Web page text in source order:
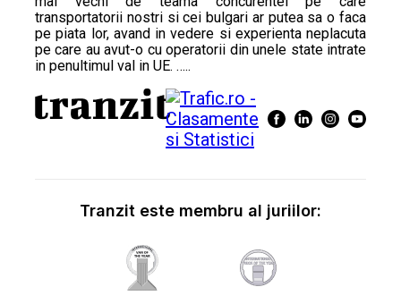
transportatorii nostri si cei bulgari ar putea sa o faca
pe piata lor, avand in vedere si experienta neplacuta
pe care au avut-o cu operatorii din unele state intrate
in penultimul val in UE. …..
Tranzit este membru al juriilor: